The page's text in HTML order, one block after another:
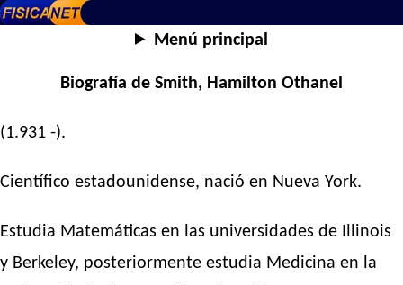
Menú principal
Biografía de Smith, Hamilton Othanel
(1.931 -).
Científico estadounidense, nació en Nueva York.
Estudia Matemáticas en las universidades de Illinois
y Berkeley, posteriormente estudia Medicina en la